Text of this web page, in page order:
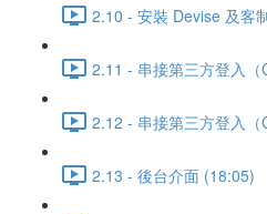
2.10 - 安裝 Devise 及客
2.11 - 串接第三方登入
2.12 - 串接第三方登入
2.13 - 後台介面 (18:05)